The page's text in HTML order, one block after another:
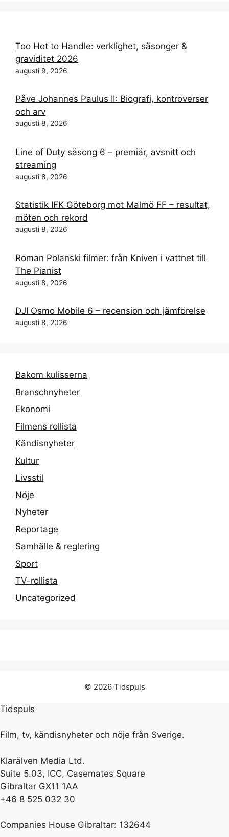
Too Hot to Handle: verklighet, säsonger &
graviditet 2026
augusti 9, 2026
Påve Johannes Paulus II: Biografi, kontroverser
och arv
augusti 8, 2026
Line of Duty säsong 6 – premiär, avsnitt och
streaming
augusti 8, 2026
Statistik IFK Göteborg mot Malmö FF – resultat,
möten och rekord
augusti 8, 2026
Roman Polanski filmer: från Kniven i vattnet till
The Pianist
augusti 8, 2026
DJI Osmo Mobile 6 – recension och jämförelse
augusti 8, 2026
Bakom kulisserna
Branschnyheter
Ekonomi
Filmens rollista
Kändisnyheter
Kultur
Livsstil
Nöje
Nyheter
Reportage
Samhälle & reglering
Sport
TV-rollista
Uncategorized
© 2026 Tidspuls
Tidspuls
Film, tv, kändisnyheter och nöje från Sverige.
Klarälven Media Ltd.
Suite 5.03, ICC, Casemates Square
Gibraltar GX11 1AA
+46 8 525 032 30
Companies House Gibraltar: 132644